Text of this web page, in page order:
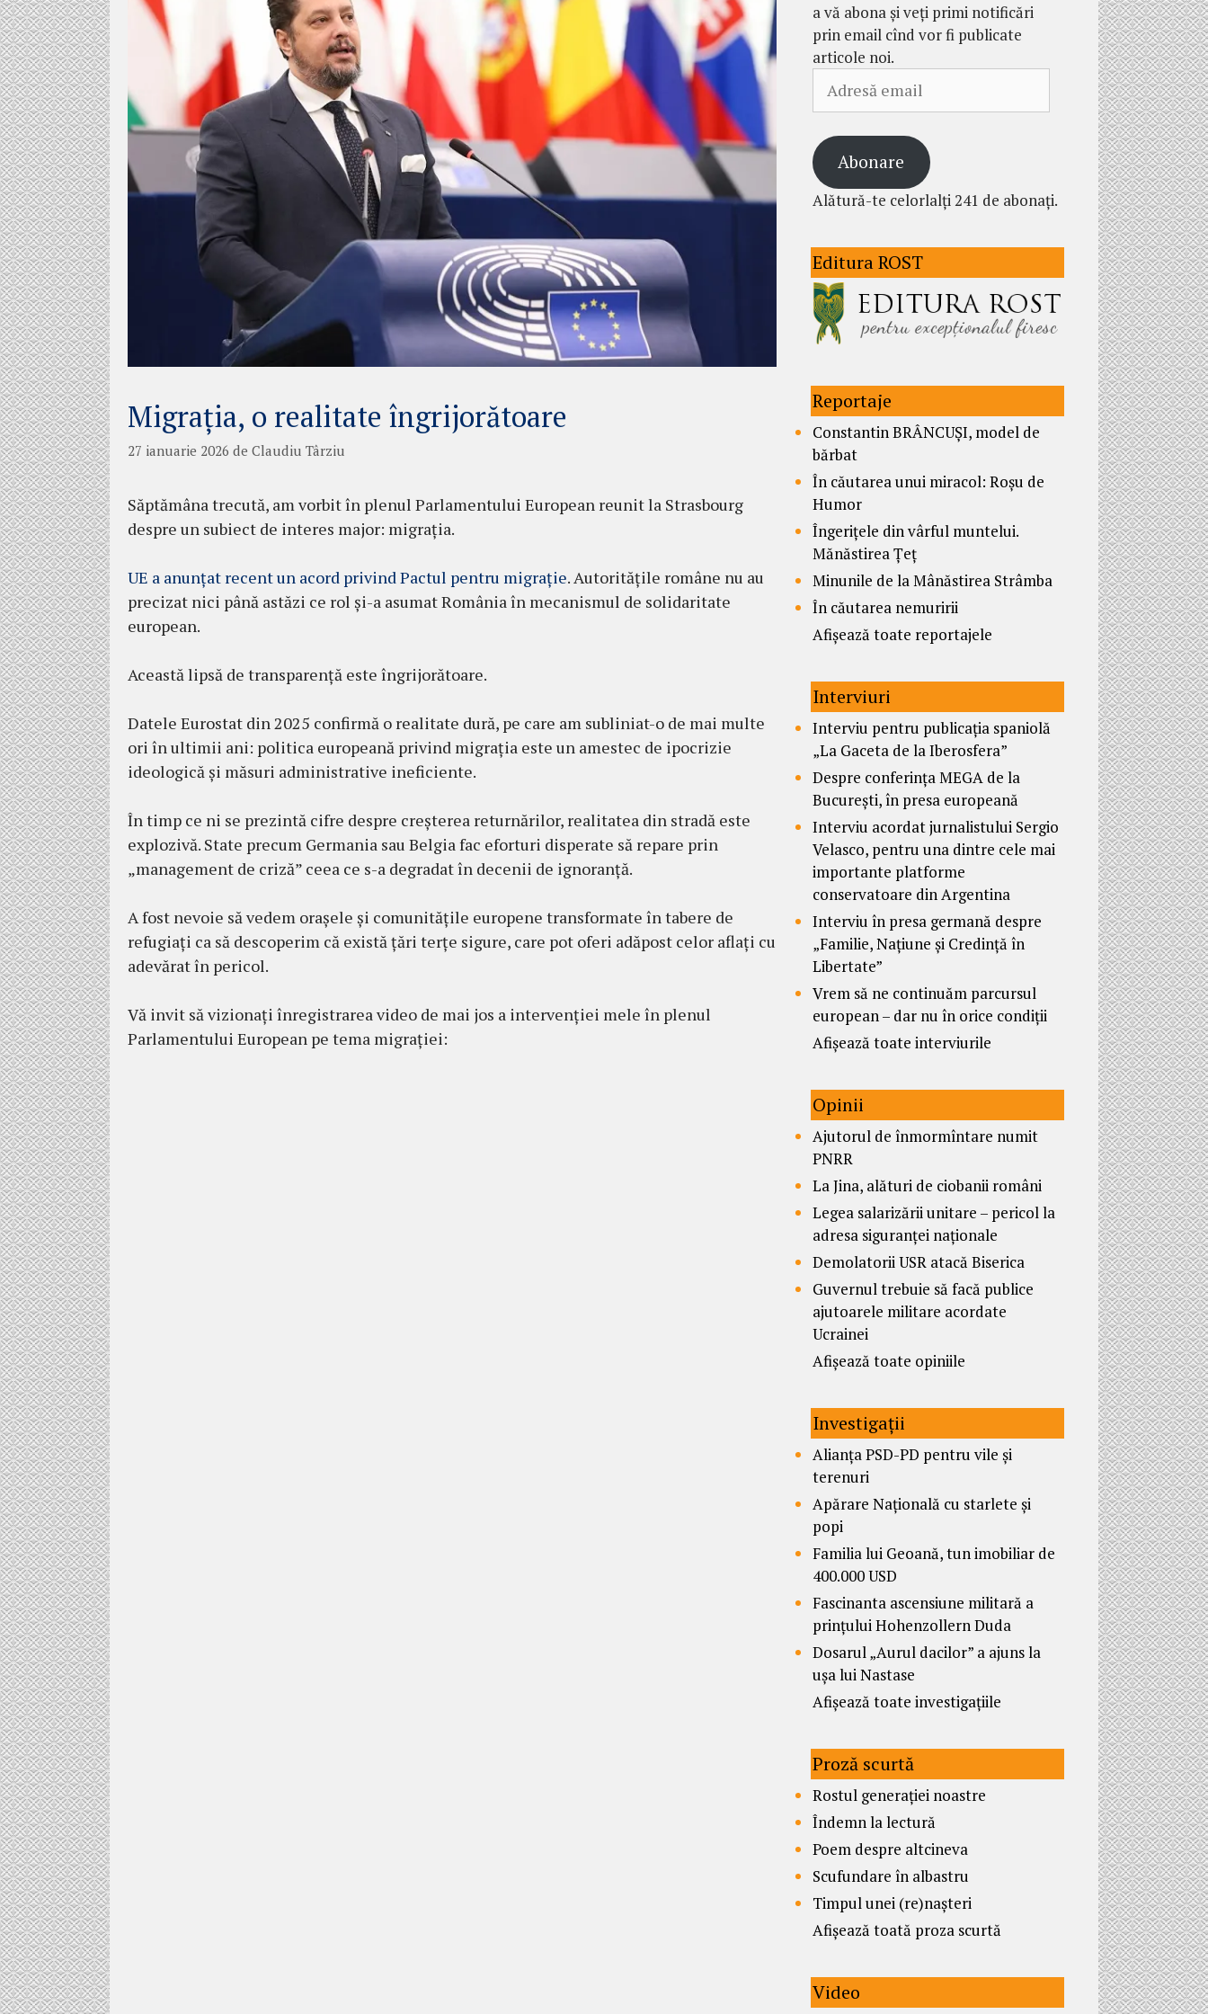
Migrația, o realitate îngrijorătoare
27 ianuarie 2026 de Claudiu Târziu
Săptămâna trecută, am vorbit în plenul Parlamentului European reunit la Strasbourg
despre un subiect de interes major: migrația.
UE a anunțat recent un acord privind Pactul pentru migrație. Autoritățile române nu au
precizat nici până astăzi ce rol și-a asumat România în mecanismul de solidaritate
european.
Această lipsă de transparență este îngrijorătoare.
Datele Eurostat din 2025 confirmă o realitate dură, pe care am subliniat-o de mai multe
ori în ultimii ani: politica europeană privind migrația este un amestec de ipocrizie
ideologică și măsuri administrative ineficiente.
În timp ce ni se prezintă cifre despre creșterea returnărilor, realitatea din stradă este
explozivă. State precum Germania sau Belgia fac eforturi disperate să repare prin
„management de criză” ceea ce s-a degradat în decenii de ignoranță.
A fost nevoie să vedem orașele și comunitățile europene transformate în tabere de
refugiați ca să descoperim că există țări terțe sigure, care pot oferi adăpost celor aflați cu
adevărat în pericol.
Vă invit să vizionați înregistrarea video de mai jos a intervenției mele în plenul
Parlamentului European pe tema migrației:
a vă abona și veți primi notificări
prin email cînd vor fi publicate
articole noi.
email
Abonare
Alătură-te celorlalți 241 de abonați.
Editura ROST
Reportaje
Constantin BRÂNCUȘI, model de
bărbat
În căutarea unui miracol: Roșu de
Humor
Îngerițele din vârful muntelui.
Mănăstirea Țeț
Minunile de la Mânăstirea Strâmba
În căutarea nemuririi
Afișează toate reportajele
Interviuri
Interviu pentru publicația spaniolă
„La Gaceta de la Iberosfera”
Despre conferința MEGA de la
București, în presa europeană
Interviu acordat jurnalistului Sergio
Velasco, pentru una dintre cele mai
importante platforme
conservatoare din Argentina
Interviu în presa germană despre
„Familie, Națiune și Credință în
Libertate”
Vrem să ne continuăm parcursul
european – dar nu în orice condiții
Afișează toate interviurile
Opinii
Ajutorul de înmormîntare numit
PNRR
La Jina, alături de ciobanii români
Legea salarizării unitare – pericol la
adresa siguranței naționale
Demolatorii USR atacă Biserica
Guvernul trebuie să facă publice
ajutoarele militare acordate
Ucrainei
Afișează toate opiniile
Investigații
Alianța PSD-PD pentru vile și
terenuri
Apărare Națională cu starlete și
popi
Familia lui Geoană, tun imobiliar de
400.000 USD
Fascinanta ascensiune militară a
prințului Hohenzollern Duda
Dosarul „Aurul dacilor” a ajuns la
ușa lui Nastase
Afișează toate investigațiile
Proză scurtă
Rostul generației noastre
Îndemn la lectură
Poem despre altcineva
Scufundare în albastru
Timpul unei (re)nașteri
Afișează toată proza scurtă
Video